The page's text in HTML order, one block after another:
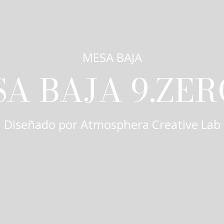
MESA BAJA
BAJA
Diseñado por Atmosphera Creative Lab